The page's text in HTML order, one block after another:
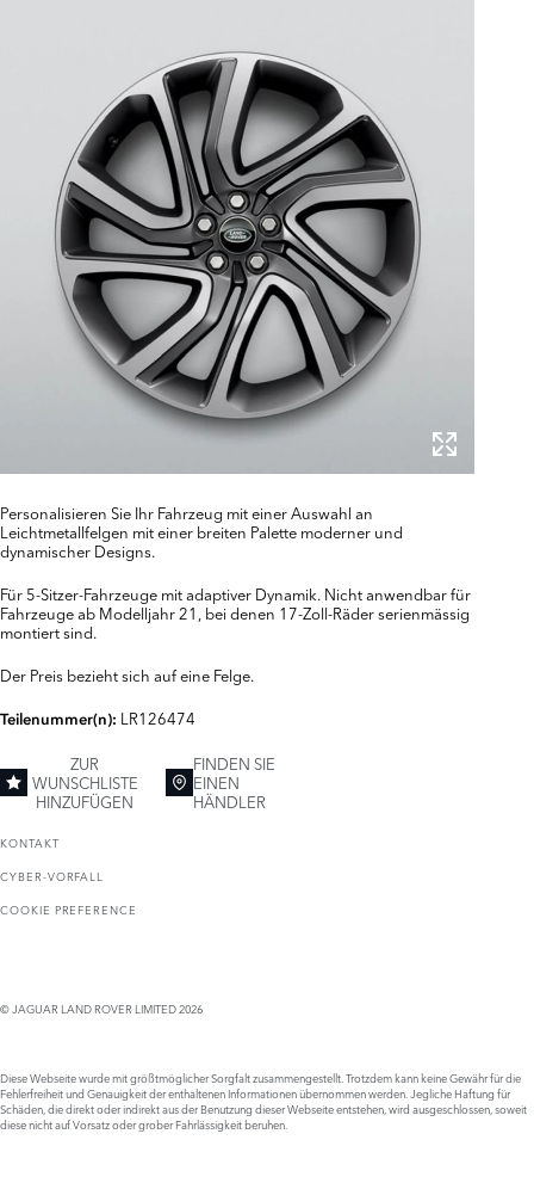
Personalisieren Sie Ihr Fahrzeug mit einer Auswahl an
Leichtmetallfelgen mit einer breiten Palette moderner und
dynamischer Designs.
Für 5-Sitzer-Fahrzeuge mit adaptiver Dynamik. Nicht anwendbar für
Fahrzeuge ab Modelljahr 21, bei denen 17-Zoll-Räder serienmässig
montiert sind.
Der Preis bezieht sich auf eine Felge.
Teilenummer(n): LR126474
ZUR
WUNSCHLISTE
HINZUFÜGEN
FINDEN SIE
EINEN
HÄNDLER
KONTAKT
CYBER-VORFALL
COOKIE PREFERENCE
© JAGUAR LAND ROVER LIMITED 2026
Diese Webseite wurde mit größtmöglicher Sorgfalt zusammengestellt. Trotzdem kann keine Gewähr für die
Fehlerfreiheit und Genauigkeit der enthaltenen Informationen übernommen werden. Jegliche Haftung für
Schäden, die direkt oder indirekt aus der Benutzung dieser Webseite entstehen, wird ausgeschlossen, soweit
diese nicht auf Vorsatz oder grober Fahrlässigkeit beruhen.